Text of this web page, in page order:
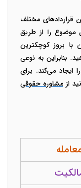
مختلف
موضوع را از طریق
با بروز کوچکترین
بنابراین به نوعی
ایجاد می‌کند. برای
ازمشاوره حقوقی